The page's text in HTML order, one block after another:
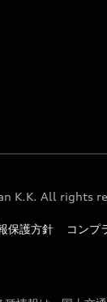
K.K. All rights
保護方針 コンプ